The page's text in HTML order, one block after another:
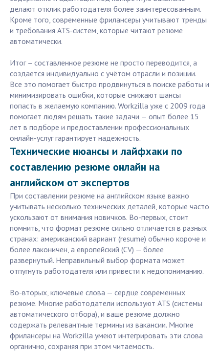
делают отклик работодателя более заинтересованным.
Кроме того, современные фрилансеры учитывают тренды
и требования ATS-систем, которые читают резюме
автоматически.
Итог – составленное резюме не просто переводится, а
создается индивидуально с учётом отрасли и позиции.
Все это помогает быстро продвинуться в поиске работы и
минимизировать ошибки, которые снижают шансы
попасть в желаемую компанию. Workzilla уже с 2009 года
помогает людям решать такие задачи — опыт более 15
лет в подборе и предоставлении профессиональных
онлайн-услуг гарантирует надежность.
Технические нюансы и лайфхаки по
составлению резюме онлайн на
английском от экспертов
При составлении резюме на английском языке важно
учитывать несколько технических деталей, которые часто
ускользают от внимания новичков. Во-первых, стоит
помнить, что формат резюме сильно отличается в разных
странах: американский вариант (resume) обычно короче и
более лаконичен, а европейский (CV) — более
развернутый. Неправильный выбор формата может
отпугнуть работодателя или привести к недопониманию.
Во-вторых, ключевые слова — сердце современных
резюме. Многие работодатели используют ATS (системы
автоматического отбора), и ваше резюме должно
содержать релевантные термины из вакансии. Многие
фрилансеры на Workzilla умеют интегрировать эти слова
органично, сохраняя при этом читаемость.